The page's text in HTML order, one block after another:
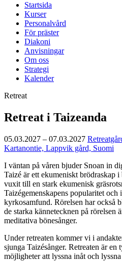
Startsida
Kurser
Personalvård
För präster
Diakoni
Anvisningar
Om oss
Strategi
Kalender
Retreat
Retreat i Taizeanda
05.03.2027 – 07.03.2027
Kartanontie, Lappvik gård, Suomi
I väntan på våren bjuder Snoan in
Taizé är ett ekumeniskt brödraskap
vuxit till en stark ekumenisk
Taizégemenskapens popularitet
kyrkosamfund. Rörelsen har också
de starka kännetecknen på rörelsen
meditativa bönesånger.
Under retreaten kommer vi i
sjunga Taizésånger. Retreaten är en
möjligheter att lyssna inåt och